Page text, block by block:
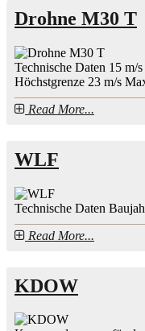
Drohne M30 T
Technische Daten 15 m/
Höchstgrenze 23 m/s
Read More...
WLF
Technische Daten
Read More...
KDOW